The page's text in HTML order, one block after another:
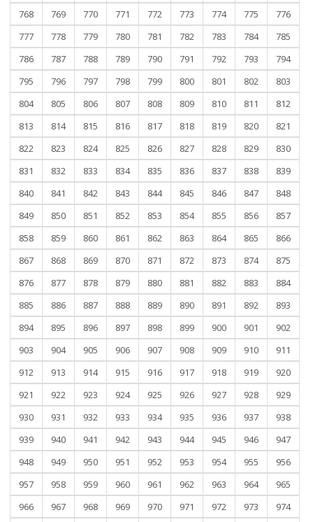
768
769 770 771 772 773 774 775
776
777
778 779 780 781 782 783 784
785
786
787 788 789 790 791 792 793
794
795
796 797 798 799 800 801 802
803
804
805 806 807 808 809 810 811
812
813
814 815 816 817 818 819 820
821
822
823 824 825 826 827 828 829
830
831
832 833 834 835 836 837 838
839
840
841 842 843 844 845 846 847
848
849
850 851 852 853 854 855 856
857
858
859 860 861 862 863 864 865
866
867
868 869 870 871 872 873 874
875
876
877 878 879 880 881 882 883
884
885
886 887 888 889 890 891 892
893
894
895 896 897 898 899 900 901
902
903
904 905 906 907 908 909 910
911
912
913 914 915 916 917 918 919
920
921
922 923 924 925 926 927 928
929
930
931 932 933 934 935 936 937
938
939
940 941 942 943 944 945 946
947
948
949 950 951 952 953 954 955
956
957
958 959 960 961 962 963 964
965
966
967 968 969 970 971 972 973
974